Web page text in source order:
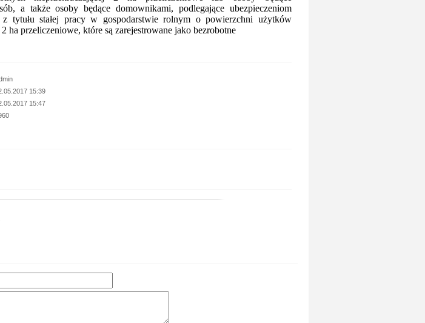
a także osoby będące domownikami, podlegające ubezpieczeniom
z tytułu stałej pracy w gospodarstwie rolnym o powierzchni użytków
ha przeliczeniowe, które są zarejestrowane jako bezrobotne
15:39
15:47